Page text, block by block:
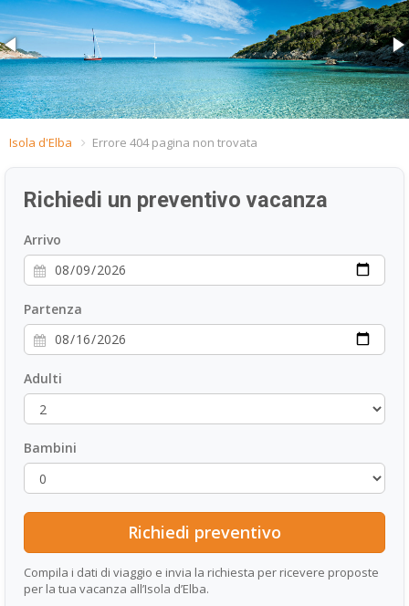
DEU
NED
FRA
PYC
ESP
Isola d'Elba Errore 404 pagina non trovata
Richiedi un preventivo vacanza
Arrivo
Partenza
Adulti
Bambini
Compila i dati di viaggio e invia la richiesta per ricevere proposte
per la tua vacanza all’Isola d’Elba.